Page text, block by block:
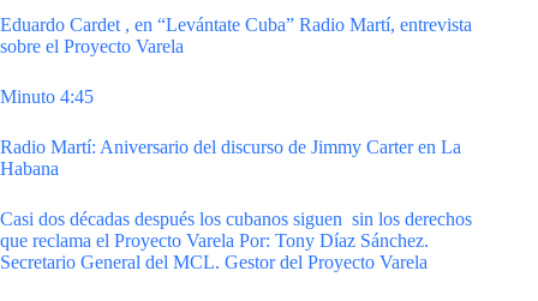
Eduardo Cardet , en “Levántate Cuba” Radio Martí, entrevista
sobre el Proyecto Varela
Minuto 4:45
Radio Martí: Aniversario del discurso de Jimmy Carter en La
Habana
Casi dos décadas después los cubanos siguen sin los derechos
que reclama el Proyecto Varela Por: Tony Díaz Sánchez.
Secretario General del MCL. Gestor del Proyecto Varela